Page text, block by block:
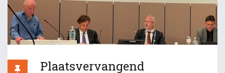
Plaatsvervangend